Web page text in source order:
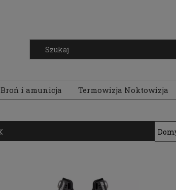
Broń i amunicja Termowizja Noktowizja